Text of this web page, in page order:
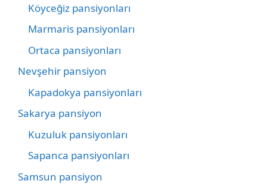
Köyceğiz pansiyonları
Marmaris pansiyonları
Ortaca pansiyonları
Nevşehir pansiyon
Kapadokya pansiyonları
Sakarya pansiyon
Kuzuluk pansiyonları
Sapanca pansiyonları
Samsun pansiyon